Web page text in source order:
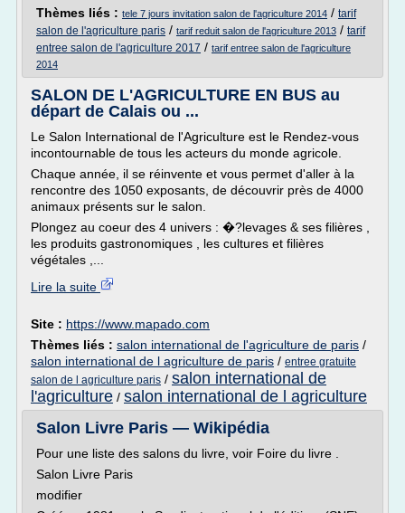
Thèmes liés : tele 7 jours invitation salon de l'agriculture 2014 / tarif
salon de l'agriculture paris / tarif reduit salon de l'agriculture 2013 / tarif
entree salon de l'agriculture 2017 / tarif entree salon de l'agriculture
2014
SALON DE L'AGRICULTURE EN BUS au
départ de Calais ou ...
Le Salon International de l'Agriculture est le Rendez-vous
incontournable de tous les acteurs du monde agricole.
Chaque année, il se réinvente et vous permet d'aller à la
rencontre des 1050 exposants, de découvrir près de 4000
animaux présents sur le salon.
Plongez au coeur des 4 univers : �?levages & ses filières ,
les produits gastronomiques , les cultures et filières
végétales ,...
Lire la suite
Site : https://www.mapado.com
Thèmes liés : salon international de l'agriculture de paris /
salon international de l agriculture de paris / entree gratuite
salon de l agriculture paris / salon international de
l'agriculture / salon international de l agriculture
Salon Livre Paris — Wikipédia
Pour une liste des salons du livre, voir Foire du livre .
Salon Livre Paris
modifier